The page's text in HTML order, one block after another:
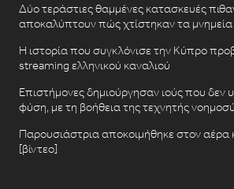
Δύο τεράστιες θαμμένες κατασκευές
αποκαλύπτουν πώς χτίστηκαν τα
Η ιστορία που συγκλόνισε την Κύπρο
streaming ελληνικού καναλιού
Επιστήμονες δημιούργησαν ιούς που δεν
φύση, με τη βοήθεια της τεχνητής
Παρουσιάστρια αποκοιμήθηκε στον αέρα
[βίντεο]